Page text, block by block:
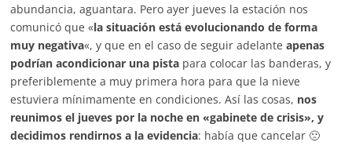
abundancia, aguantara. Pero ayer jueves la estación nos
comunicó que «la situación está evolucionando de forma
muy negativa«, y que en el caso de seguir adelanteapenas
podrían acondicionar una pista para colocar las banderas, y
preferiblemente a muy primera hora para que la nieve
estuviera mínimamente en condiciones. Así las cosas, nos
reunimos el jueves por la noche en «gabinete de crisis», y
decidimos rendirnos a la evidencia: había que cancelar 🙁